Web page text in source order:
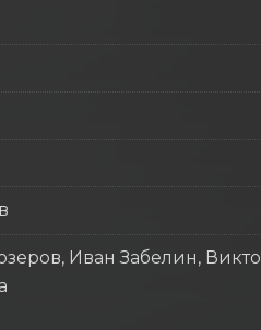
Иван Забелин,